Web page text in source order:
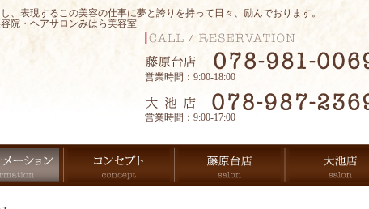
、表現するこの美容の仕事に夢と誇りを持って日々、励んでおります。
院・ヘアサロンみはら美容室
営業時間：9:00-18:00
営業時間：9:00-17:00